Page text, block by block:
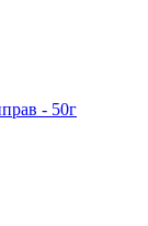
- 50г